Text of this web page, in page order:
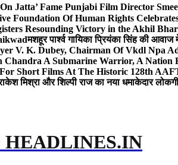
Jatta’ Fame Punjabi Film Director
Foundation Of Human Rights
Resounding Victory in the Akhil
मशहूर पार्श्व गायिका प्रियंका सिंह की
V. K. Dubey, Chairman Of Vkdl Npa
Chandra A Submarine Warrior, A
Short Films At The Historic 128th
मिश्रा और शिल्पी राज का नया धमाकेदार